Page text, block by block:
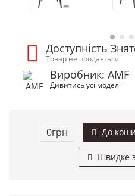
Доступність
Товар не продається
Виробник: AMF
Дивитись усі моделі
0грн До
Швидке